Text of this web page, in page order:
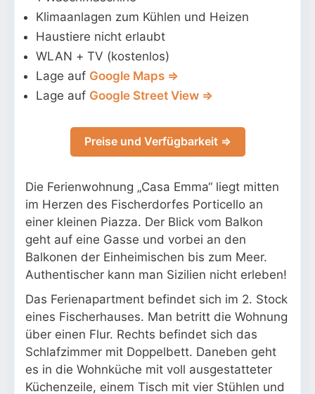
Klimaanlagen zum Kühlen und Heizen
Haustiere nicht erlaubt
WLAN + TV (kostenlos)
Lage auf Google Maps ⇒
Lage auf Google Street View ⇒
Preise und Verfügbarkeit ⇒
Die Ferienwohnung „Casa Emma“ liegt mitten
im Herzen des Fischerdorfes Porticello an
einer kleinen Piazza. Der Blick vom Balkon
geht auf eine Gasse und vorbei an den
Balkonen der Einheimischen bis zum Meer.
Authentischer kann man Sizilien nicht erleben!
Das Ferienapartment befindet sich im 2. Stock
eines Fischerhauses. Man betritt die Wohnung
über einen Flur. Rechts befindet sich das
Schlafzimmer mit Doppelbett. Daneben geht
es in die Wohnküche mit voll ausgestatteter
Küchenzeile, einem Tisch mit vier Stühlen und